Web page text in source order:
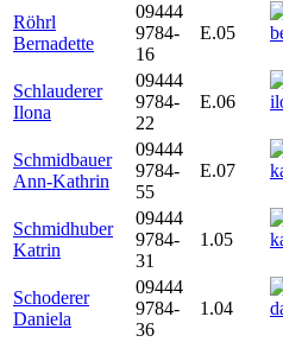
Röhrl
Bernadette
09444
9784-
16
E.05
Schlauderer
Ilona
09444
9784-
22
E.06
Schmidbauer
Ann-Kathrin
09444
9784-
55
E.07
Schmidhuber
Katrin
09444
9784-
31
1.05
Schoderer
Daniela
09444
9784-
36
1.04